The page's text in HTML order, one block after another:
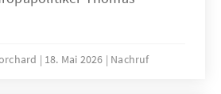
18. Mai 2026 Nachruf